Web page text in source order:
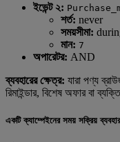
ইভেন্ট ২:
শর্ত: never
সময়সীমা:
মান: 7
অপারেটর: AND
ব্যবহারের ক্ষেত্র: যারা পণ্য
রিমাইন্ডার, বিশেষ অফার বা
একটি ক্যাম্পেইনের সময় সক্রিয়